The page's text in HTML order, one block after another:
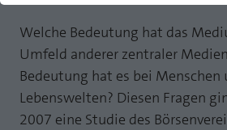
MP auf Mastodon
MP auf LinkedIn
Newsletter
Welche Bedeutung hat das
Umfeld anderer zentraler
Bedeutung hat es bei
Lebenswelten? Diesen Fragen
2007 eine Studie des
Webseite einwandfrei funktioniert.
Anbieter
Laufzeit
Cookie-Informationen
Statistik und Performance mit
CROSS-DEVICE ANALYTICS LÖSUNG